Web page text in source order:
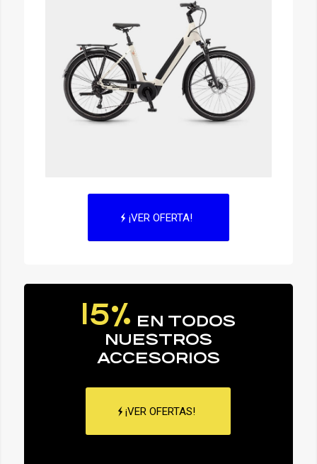
¡VER OFERTA!
15% EN TODOS
NUESTROS
ACCESORIOS
¡VER OFERTAS!